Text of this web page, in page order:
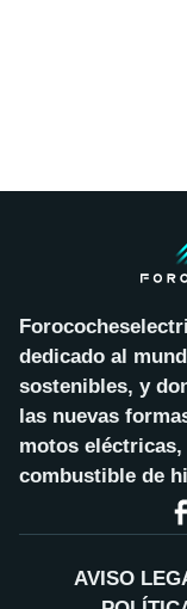
dedicado al
sostenibles, y
las nuevas
motos
combustible de
AVISO